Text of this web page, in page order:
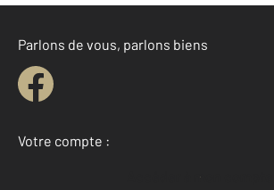
Parlons de vous, parlons biens
Votre compte :
Accéder à mon compte